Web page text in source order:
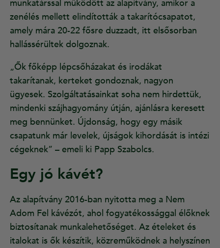
munkatárssal működött az alapítvány, amikor a
zenélés mellett elindították a takarítócsapatot,
amely mára 20-22 fősre duzzadt, itt elsősorban
hallássérültek dolgoznak.
„Ők főképp lépcsőházakat és irodákat
takarítanak, kerteket gondoznak, nagyon
ügyesek. Szolgáltatásainkat soha nem hirdettük,
mindenki szájhagyomány útján, ajánlásra keresett
meg bennünket. Újdonság, hogy egy másik
csapatunk már levelek, újságok kihordását is intézi
cégeknek” – emeli ki Papp Szabolcs.
Egy jó kávét?
Az alapítvány 2016-ban nyitotta meg a Nem
Adom Fel kávézót, ahol fogyatékossággal élőknek
biztosítanak munkalehetőséget. Az ételeket és
italokat is ők készítik, közreműködnek a helyszínen